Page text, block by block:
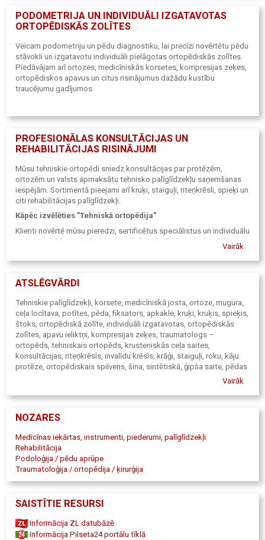
PODOMETRIJA UN INDIVIDUĀLI IZGATAVOTAS
ORTOPĒDISKĀS ZOLĪTES
Veicam podometriju un pēdu diagnostiku, lai precīzi novērtētu pēdu
stāvokli un izgatavotu individuāli pielāgotas ortopēdiskās zolītes.
Piedāvājam arī ortozes, medicīniskās korsetes, kompresijas zeķes,
ortopēdiskos apavus un citus risinājumus dažādu kustību
traucējumu gadījumos.
PROFESIONĀLAS KONSULTĀCIJAS UN
REHABILITĀCIJAS RISINĀJUMI
Mūsu tehniskie ortopēdi sniedz konsultācijas par protēzēm,
ortozēm un valsts apmaksātu tehnisko palīglīdzekļu saņemšanas
iespējām. Sortimentā pieejami arī kruķi, staiguļi, riteņkrēsli, spieķi un
citi rehabilitācijas palīglīdzekļi.
Kāpēc izvēlēties "Tehniskā ortopēdija"
Klienti novērtē mūsu pieredzi, sertificētus speciālistus un individuālu
pieeju. Papildus pakalpojumiem Rīgā nodrošinām arī tehniskā
ortopēda izbraukuma konsultācijas vairākās Latvijas pilsētās, lai
kvalitatīva ortopēdiskā aprūpe būtu pieejama ikvienam.
Vairāk
ATSLĒGVĀRDI
Tehniskie palīglīdzekļi, korsete, medicīniskā josta, ortoze, mugura,
ceļa locītava, potītes, pēda, fiksators, apkakle, kruķi, kruķis, spieķis,
štoks, ortopēdiskā zolīte, individuāli izgatavotas, ortopēdiskās
zolītes, apavu ieliktņi, kompresijas zeķes, traumatologs –
ortopēds, tehniskais ortopēds, krusteniskās ceļa saites,
konsultācijas, riteņkrēsls, invalīdu krēsls, krāģi, staiguļi, roku, kāju
protēze, ortopēdiskais spilvens, šina, sintētiskā, ģipša saite, pēdas
diagnostika, podometrija, ortopēdiskie apavi, plakana pēda, pēdas
izbraukumus uz Rehabiltācijas Centru "Rāzna" un Rēzekni.
27767170. Podometrija, pēdas diagnostika, tehniskā ortopēda
rehabilitācijas komandas funkcionālais speciālists. Bezmaksas
konsultācijas par ekstermitāšu protezēšanu. SIA "Tehniskā
Ortopēdija" iespējama ekstremitāšu protēžu un ortožu, arī
medicīnisko korsešu, saņemšana par valsts budžeta līdzekļiem,
saskaņā ar Ministru kabineta noteikumiem Nr. 1474 "Tehnisko
Vairāk
NOZARES
Medicīnas iekārtas, instrumenti, piederumi, palīglīdzekļi
Rehabilitācija
Podoloģija / pēdu aprūpe
Traumatoloģija / ortopēdija / ķirurģija
SAISTĪTIE RESURSI
Informācija ZL datubāzē
Informācija Pilseta24 portālu tīklā